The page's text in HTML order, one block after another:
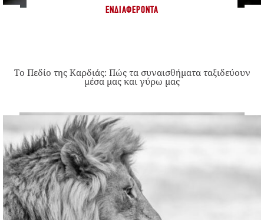
ΕΝΔΙΑΦΈΡΟΝΤΑ
Το Πεδίο της Καρδιάς: Πώς τα συναισθήματα ταξιδεύουν
μέσα μας και γύρω μας